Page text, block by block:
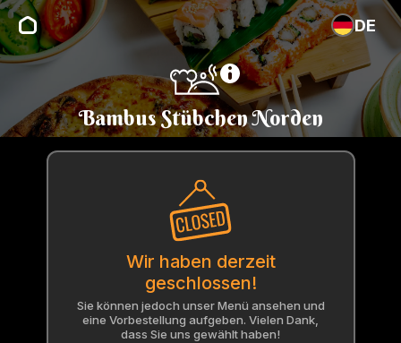
DE
Bambus Stübchen Norden
Wir haben derzeit
geschlossen!
Sie können jedoch unser Menü ansehen und
eine Vorbestellung aufgeben. Vielen Dank,
dass Sie uns gewählt haben!